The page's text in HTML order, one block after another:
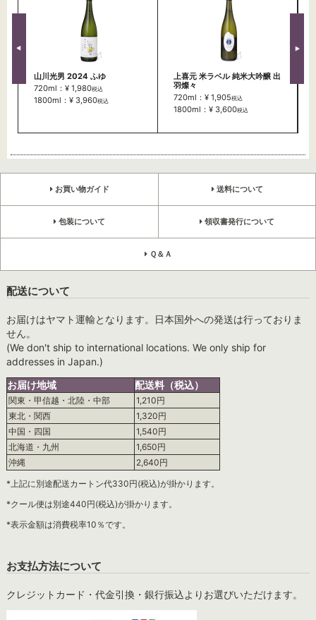
山川光男 2024 ふゆ
720ml：¥ 1,980税込
1800ml：¥ 3,960税込
上喜元 米ラベル 純米大吟醸 出
羽燦々
720ml：¥ 1,905税込
1800ml：¥ 3,600税込
お買い物ガイド 送料について
包装について 領収書発行について
Ｑ＆Ａ
配送について
お届けはヤマト運輸となります。日本国外への発送は行っておりま
せん。
(We don't ship to international locations. We only ship for
addresses in Japan.)
お届け地域
配送料（税込）
関東・甲信越・北陸・中部
1,210円
東北・関西
1,320円
中国・四国
1,540円
北海道・九州
1,650円
沖縄
2,640円
*上記に別途配送カートン代330円(税込)が掛かります。
*クール便は別途440円(税込)が掛かります。
*表示金額は消費税率10％です。
お支払方法について
クレジットカード・代金引換・銀行振込よりお選びいただけます。